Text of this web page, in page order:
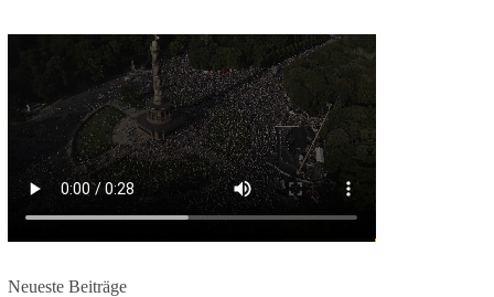
👉 Hier geht es zum vollständigen Video:
https://www.youtube.com/live/a9hOswSNg4I?
si=2b_C6GgNY9EB-rXw
🟩🟩🟦🟦🟥🟥🟧🟧
❤️ Wir freuen uns über deine Unterstützung:
https://diebasis.de/spenden/
#dieBasis #frieden #russandistnichtunserFeind
Neueste Beiträge